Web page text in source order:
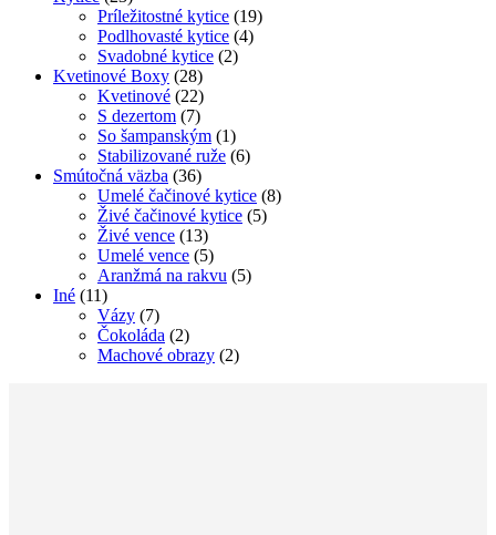
Príležitostné kytice (19)
Podlhovasté kytice (4)
Svadobné kytice (2)
Kvetinové Boxy (28)
Kvetinové (22)
S dezertom (7)
So šampanským (1)
Stabilizované ruže (6)
Smútočná väzba (36)
Umelé čačinové kytice (8)
Živé čačinové kytice (5)
Živé vence (13)
Umelé vence (5)
Aranžmá na rakvu (5)
Iné (11)
Vázy (7)
Čokoláda (2)
Machové obrazy (2)